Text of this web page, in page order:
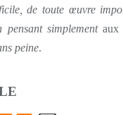
de toute œuvre
pensant simplement
peine.